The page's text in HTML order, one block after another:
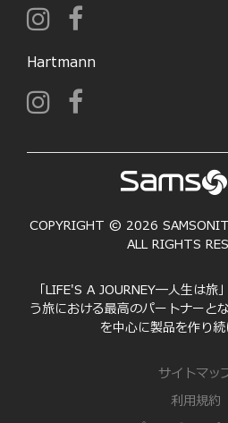
Hartmann
COPYRIGHT © 2026
ALL RIGHTS
「LIFE'S A JOURNEY―人生は旅
う旅における最高のパートナーと
を中心に製品を作り続
サイトマッ
利用規約